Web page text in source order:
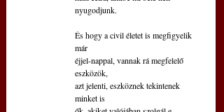
nyugodjunk.
És hogy a civil életet is megfigyelik
már
éjjel-nappal, vannak rá megfelelő
eszközök,
azt jelenti, eszköznek tekintenek
minket is